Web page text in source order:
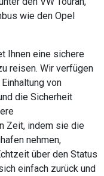
wie den Opel
Ihnen eine sichere
reisen. Wir verfügen
von
die Sicherheit
Zeit, indem sie die
nehmen,
über den Status
einfach zurück und